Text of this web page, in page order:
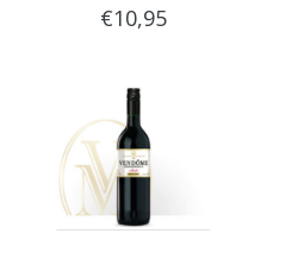
€10,95